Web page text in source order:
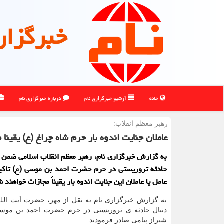
خانه آرشیو خبرگزاری نام درباره خبرگزاری نام
رهبر معظم انقلاب:
عاملان جنایت اندوه بار حرم شاه چراغ (ع)
به گزارش خبرگزاری نام، رهبر معظم انقلاب اسلامی
حادثه تروریستی در حرم حضرت احمد بن موسی (ع)
عامل یا عاملان این جنایت اندوه بار یقیناً مجازات
به گزارش خبرگزاری نام به نقل از مهر، حضرت آیت
دنبال حادثه ی تروریستی در حرم حضرت احمد بن
شیراز پیامی صادر فرمودند.